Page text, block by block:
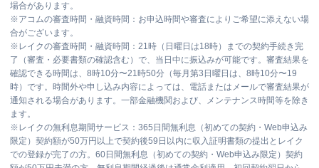
場合があります。
※アコムの審査時間・融資時間：お申込時間や審査によりご希望に添えない場
合がございます。
※ レイクの審査時間・融資時間：21時（日曜日は18時）までの契約手続き完
了（審査・必要書類の確認含む）で、当日中に振込みが可能です。審査結果を
確認できる時間は、8時10分〜21時50分（毎月第3日曜日は、8時10分〜19
時）です。時間外や申し込み内容によっては、電話またはメールで審査結果が
通知される場合があります。一部金融機関および、メンテナンス時間等を除き
ます。
※ レイクの無利息期間サービス：365日間無利息（初めての契約・Web申込み
限定）契約額が50万円以上で契約後59日以内に収入証明書類の提出とレイク
での登録が完了の方。60日間無利息（初めての契約・Web申込み限定）契約